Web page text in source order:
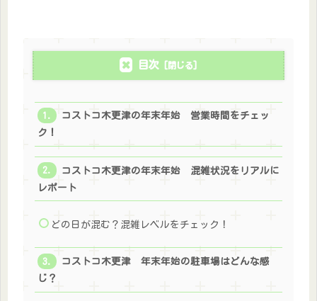
目次
コストコ木更津の年末年始 営業時間をチェッ
ク！
コストコ木更津の年末年始 混雑状況をリアルに
レポート
どの日が混む？混雑レベルをチェック！
コストコ木更津 年末年始の駐車場はどんな感
じ？